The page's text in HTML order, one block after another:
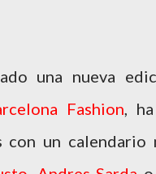
una nueva
Fashion,
con un